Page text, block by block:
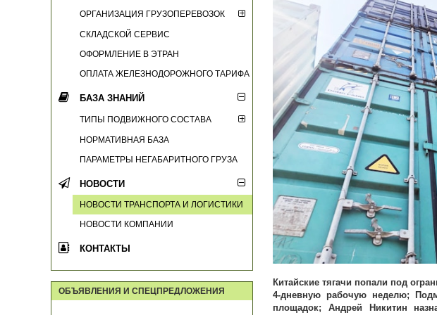
Китайские тягачи попали под
4-дневную рабочую неделю;
площадок; Андрей Никитин
ОРГАНИЗАЦИЯ ГРУЗОПЕРЕВОЗОК
СКЛАДСКОЙ СЕРВИС
ОФОРМЛЕНИЕ В ЭТРАН
ОПЛАТА ЖЕЛЕЗНОДОРОЖНОГО ТАРИФА
БАЗА ЗНАНИЙ
ТИПЫ ПОДВИЖНОГО СОСТАВА
НОРМАТИВНАЯ БАЗА
ПАРАМЕТРЫ НЕГАБАРИТНОГО ГРУЗА
НОВОСТИ
НОВОСТИ ТРАНСПОРТА И ЛОГИСТИКИ
НОВОСТИ КОМПАНИИ
КОНТАКТЫ
ОБЪЯВЛЕНИЯ И СПЕЦПРЕДЛОЖЕНИЯ